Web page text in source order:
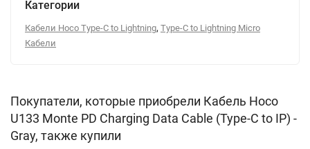
Категории
Кабели Hoco Type-C to Lightning, Type-C to Lightning Micro
Кабели
Покупатели, которые приобрели Кабель Hoco
U133 Monte PD Charging Data Cable (Type-C to IP) -
Gray, также купили